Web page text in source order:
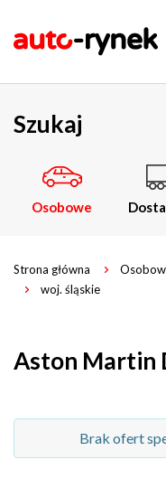
Szukaj
Osobowe
Strona główna
woj. śląskie
Aston Martin
Brak ofert